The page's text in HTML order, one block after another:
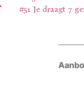
#51 Je draagt 7